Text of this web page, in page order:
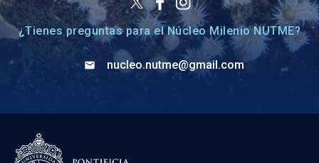
¿Tienes preguntas para el Núcleo Milenio NUTME?
email nucleo.nutme@gmail.com